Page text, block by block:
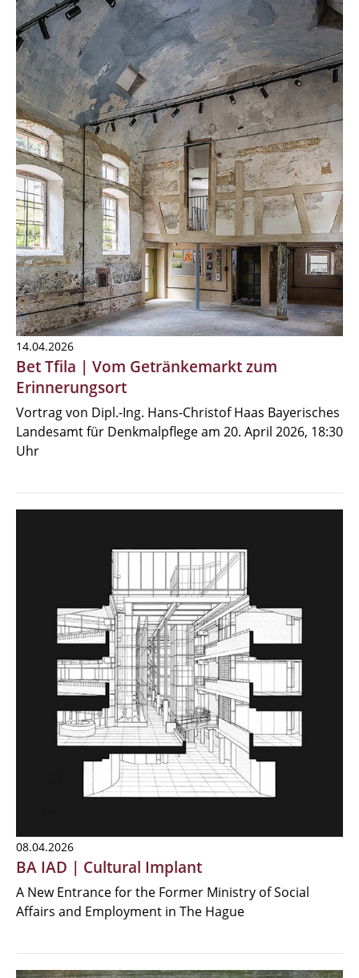
14.04.2026
Bet Tfila | Vom Getränkemarkt zum
Erinnerungsort
Vortrag von Dipl.-Ing. Hans-Christof Haas Bayerisches
Landesamt für Denkmalpflege am 20. April 2026, 18:30
Uhr
08.04.2026
BA IAD | Cultural Implant
A New Entrance for the Former Ministry of Social
Affairs and Employment in The Hague